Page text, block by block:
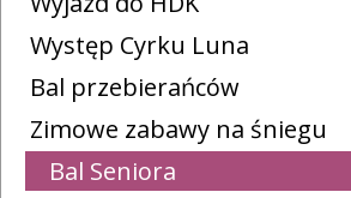
Występ Cyrku Luna
Bal przebierańców
Zimowe zabawy na śniegu
Bal Seniora